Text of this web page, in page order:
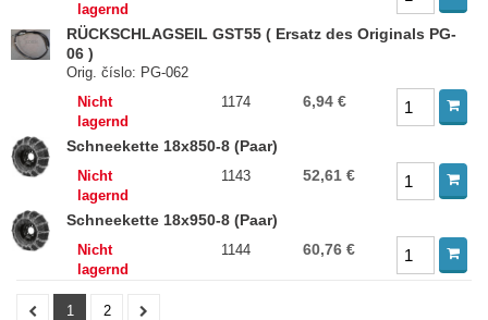
lagernd
RÜCKSCHLAGSEIL GST55 ( Ersatz des Originals PG-
06 )
Orig. číslo: PG-062
Nicht
lagernd
1174 6,94 €
Schneekette 18x850-8 (Paar)
Nicht
lagernd
1143 52,61 €
Schneekette 18x950-8 (Paar)
Nicht
lagernd
1144 60,76 €
1
2